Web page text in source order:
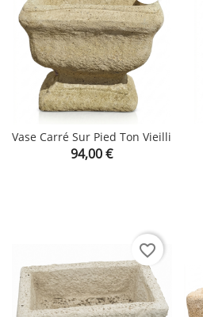
Vase Carré Sur Pied Ton Vieilli
Prix
94,00 €
favorite_border